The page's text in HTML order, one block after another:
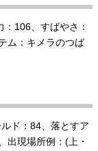
106、すばやさ：
ム：キメラのつば
ド：84、落とすア
現場所例：(上・